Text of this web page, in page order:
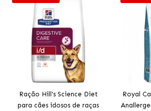
Ração Hill's Science Diet
para cães idosos de raças
Royal